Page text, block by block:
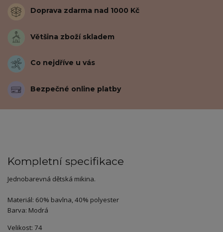
Doprava zdarma nad 1000 Kč
Většina zboží skladem
Co nejdříve u vás
Bezpečné online platby
Kompletní specifikace
Jednobarevná dětská mikina.
Materiál: 60% bavlna, 40% polyester
Barva: Modrá
Velikost: 74